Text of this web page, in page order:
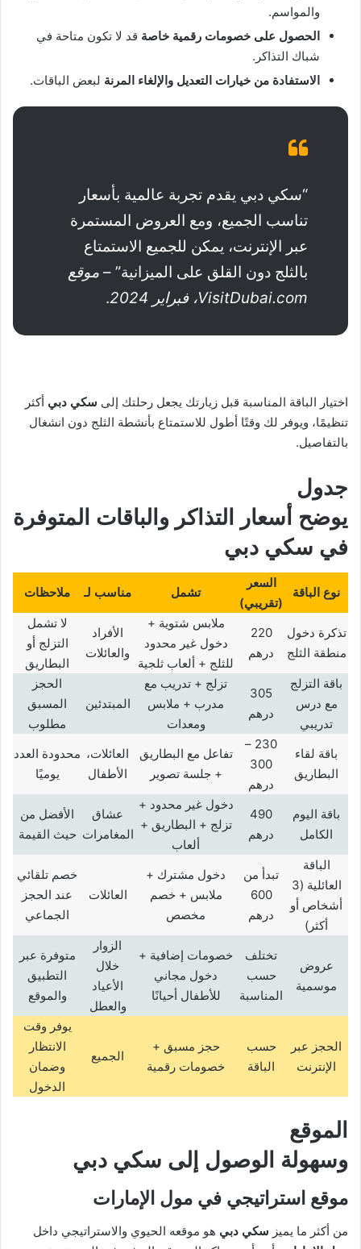
والمواسم.
الحصول على خصومات رقمية خاصة قد لا تكون متاحة في
شباك التذاكر.
الاستفادة من خيارات التعديل والإلغاء المرنة لبعض الباقات.
“سكي دبي يقدم تجربة عالمية بأسعار
تناسب الجميع، ومع العروض المستمرة
عبر الإنترنت، يمكن للجميع الاستمتاع
بالثلج دون القلق على الميزانية” – موقع
VisitDubai.com، فبراير 2024
.
اختيار الباقة المناسبة قبل زيارتك يجعل رحلتك إلى سكي دبي أكثر
تنظيمًا، ويوفر لك وقتًا أطول للاستمتاع بأنشطة الثلج دون انشغال
بالتفاصيل.
جدول
يوضح أسعار التذاكر والباقات المتوفرة
في سكي دبي
نوع الباقة
السعر
(تقريبي)
تشمل مناسب لـ ملاحظات
تذكرة دخول
منطقة الثلج
220
درهم
ملابس شتوية +
دخول غير محدود
للثلج + ألعاب ثلجية
الأفراد
والعائلات
لا تشمل
التزلج أو
البطاريق
باقة التزلج
مع درس
تدريبي
305
درهم
تزلج + تدريب مع
مدرب + ملابس
ومعدات
المبتدئين
الحجز
المسبق
مطلوب
باقة لقاء
البطاريق
230 –
300
درهم
تفاعل مع البطاريق
+ جلسة تصوير
العائلات،
الأطفال
محدودة العدد
يوميًا
باقة اليوم
الكامل
490
درهم
دخول غير محدود +
تزلج + البطاريق +
ألعاب
عشاق
المغامرات
الأفضل من
حيث القيمة
الباقة
العائلية (3
أشخاص أو
أكثر)
تبدأ من
600
درهم
دخول مشترك +
ملابس + خصم
مخصص
العائلات
خصم تلقائي
عند الحجز
الجماعي
عروض
موسمية
تختلف
حسب
المناسبة
خصومات إضافية +
دخول مجاني
للأطفال أحيانًا
الزوار
خلال
الأعياد
والعطل
متوفرة عبر
التطبيق
والموقع
الحجز عبر
الإنترنت
حسب
الباقة
حجز مسبق +
خصومات رقمية
الجميع
يوفر وقت
الانتظار
وضمان
الدخول
الموقع
وسهولة الوصول إلى سكي دبي
موقع استراتيجي في مول الإمارات
من أكثر ما يميز سكي دبي هو موقعه الحيوي والاستراتيجي داخل